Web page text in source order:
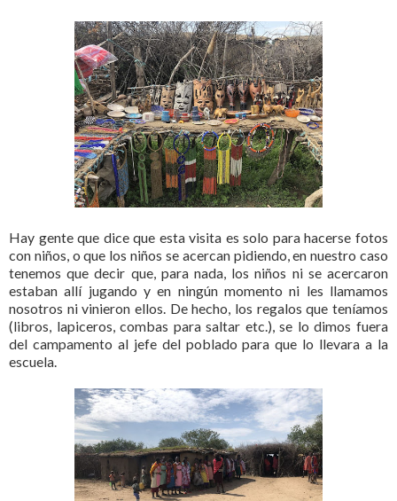
Hay gente que dice que esta visita es solo para hacerse fotos
con niños, o que los niños se acercan pidiendo, en nuestro caso
tenemos que decir que, para nada, los niños ni se acercaron
estaban allí jugando y en ningún momento ni les llamamos
nosotros ni vinieron ellos. De hecho, los regalos que teníamos
(libros, lapiceros, combas para saltar etc.), se lo dimos fuera
del campamento al jefe del poblado para que lo llevara a la
escuela.